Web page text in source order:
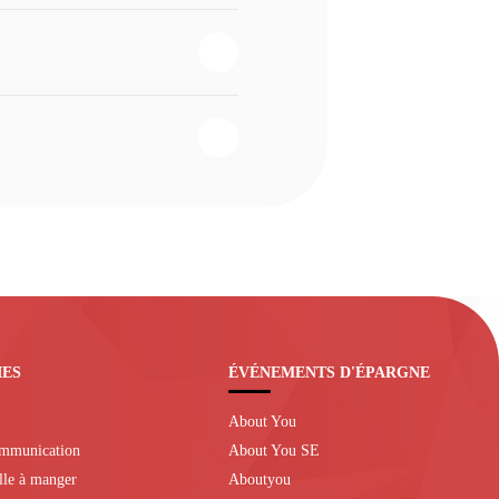
à manger
ÉVÉNEMENTS D'ÉPARGNE
About You
About You SE
Aboutyou